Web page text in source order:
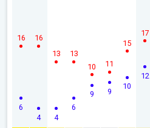
6
16
4
16
4
13
6
13
9
10
9
11
10
15
12
17